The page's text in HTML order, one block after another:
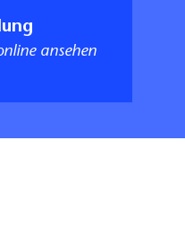
ansehen